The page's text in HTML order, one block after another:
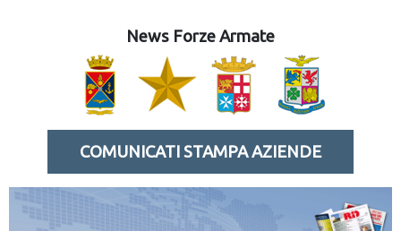
News Forze Armate
COMUNICATI STAMPA AZIENDE